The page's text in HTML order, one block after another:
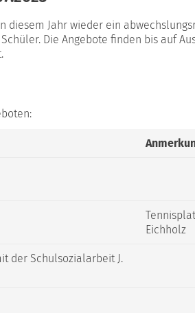
diesem Jahr wieder ein
Die Angebote finden bis auf
Eichholz
der Schulsozialarbeit J.